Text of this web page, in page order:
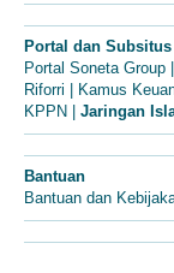
Portal dan Subsitus
Portal Soneta Group
Riforri
Kamus
KPPN
Jaringan
Bantuan
Bantuan dan